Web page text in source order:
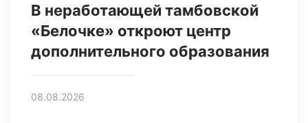
В неработающей тамбовской
«Белочке» откроют центр
дополнительного образования
08.08.2026